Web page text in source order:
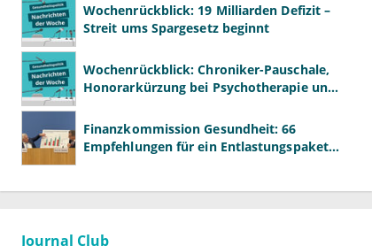
Wochenrückblick: 19 Milliarden Defizit –
Streit ums Spargesetz beginnt
Wochenrückblick: Chroniker-Pauschale,
Honorarkürzung bei Psychotherapie und
Finanzkommission Gesundheit: 66
Empfehlungen für ein Entlastungspaket
Journal Club